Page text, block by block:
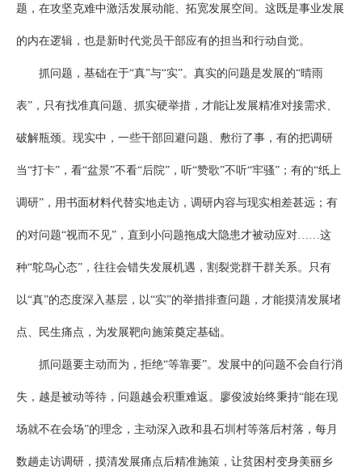
题，在攻坚克难中激活发展动能、拓宽发展空间。这既是事业发展
的内在逻辑，也是新时代党员干部应有的担当和行动自觉。
抓问题，基础在于“真”与“实”。真实的问题是发展的“晴雨
表”，只有找准真问题、抓实硬举措，才能让发展精准对接需求、
破解瓶颈。现实中，一些干部回避问题、敷衍了事，有的把调研
当“打卡”，看“盆景”不看“后院”，听“赞歌”不听“牢骚”；有的“纸上
调研”，用书面材料代替实地走访，调研内容与现实相差甚远；有
的对问题“视而不见”，直到小问题拖成大隐患才被动应对……这
种“鸵鸟心态”，往往会错失发展机遇，割裂党群干群关系。只有
以“真”的态度深入基层，以“实”的举措排查问题，才能摸清发展堵
点、民生痛点，为发展靶向施策奠定基础。
抓问题要主动而为，拒绝“等靠要”。发展中的问题不会自行消
失，越是被动等待，问题越会积重难返。廖俊波始终秉持“能在现
场就不在会场”的理念，主动深入政和县石圳村等落后村落，每月
数趟走访调研，摸清发展痛点后精准施策，让贫困村变身美丽乡